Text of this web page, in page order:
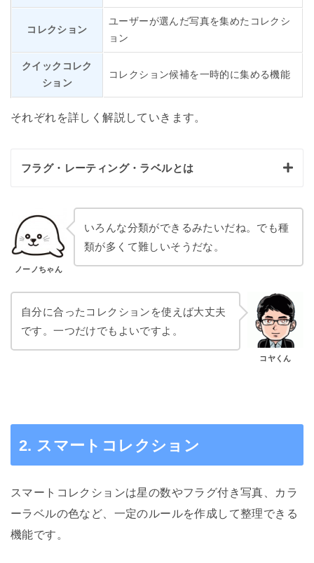
コレクション
ユーザーが選んだ写真を集めたコレクシ
ョン
クイックコレク
ション
コレクション候補を一時的に集める機能
それぞれを詳しく解説していきます。
フラグ・レーティング・ラベルとは
ノーノちゃん
いろんな分類ができるみたいだね。でも種
類が多くて難しいそうだな。
自分に合ったコレクションを使えば大丈夫
です。一つだけでもよいですよ。
コヤくん
2. スマートコレクション
スマートコレクションは星の数やフラグ付き写真、カラ
ーラベルの色など、一定のルールを作成して整理できる
機能です。